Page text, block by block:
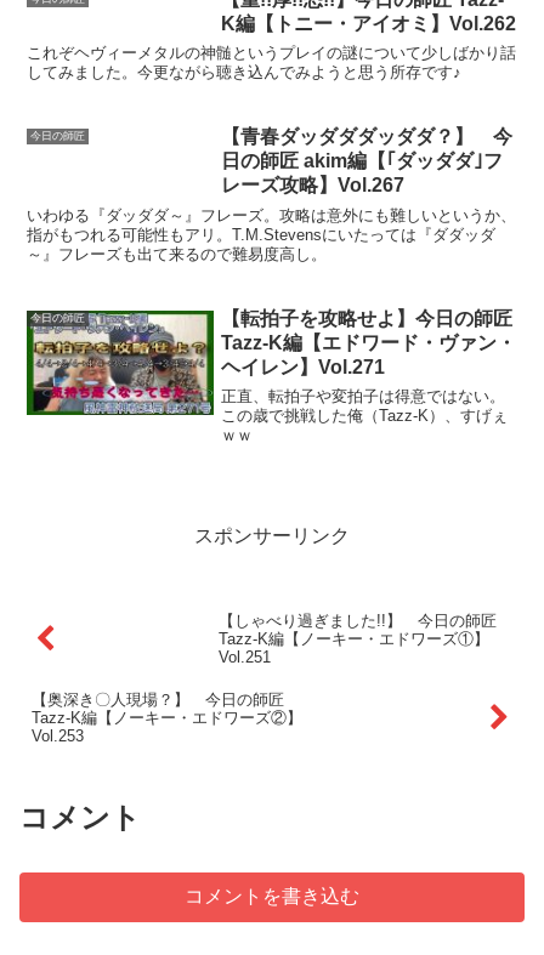
K編【トニー・アイオミ】Vol.262
これぞヘヴィーメタルの神髄というプレイの謎について少しばかり話
してみました。今更ながら聴き込んでみようと思う所存です♪
今日の師匠
【青春ダッダダダッダダ？】 今
日の師匠 akim編【｢ダッダダ｣フ
レーズ攻略】Vol.267
いわゆる『ダッダダ～』フレーズ。攻略は意外にも難しいというか、
指がもつれる可能性もアリ。T.M.Stevensにいたっては『ダダッダ
～』フレーズも出て来るので難易度高し。
今日の師匠
【転拍子を攻略せよ】今日の師匠
Tazz-K編【エドワード・ヴァン・
ヘイレン】Vol.271
正直、転拍子や変拍子は得意ではない。
この歳で挑戦した俺（Tazz-K）、すげぇ
ｗｗ
スポンサーリンク
【しゃべり過ぎました!!】 今日の師匠
Tazz-K編【ノーキー・エドワーズ①】
Vol.251
【奥深き〇人現場？】 今日の師匠
Tazz-K編【ノーキー・エドワーズ②】
Vol.253
コメント
コメントを書き込む